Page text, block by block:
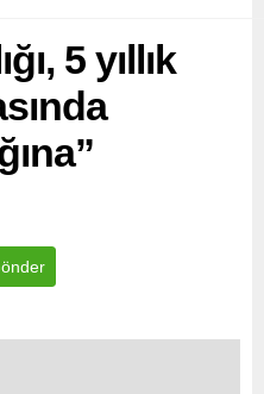
5 yıllık